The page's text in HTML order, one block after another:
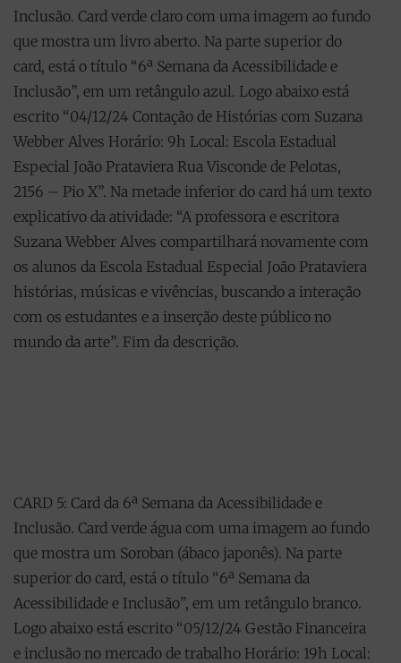
Inclusão. Card verde claro com uma imagem ao fundo
que mostra um livro aberto. Na parte superior do
card, está o título “6ª Semana da Acessibilidade e
Inclusão”, em um retângulo azul. Logo abaixo está
escrito “04/12/24 Contação de Histórias com Suzana
Webber Alves Horário: 9h Local: Escola Estadual
Especial João Prataviera Rua Visconde de Pelotas,
2156 – Pio X”. Na metade inferior do card há um texto
explicativo da atividade: “A professora e escritora
Suzana Webber Alves compartilhará novamente com
os alunos da Escola Estadual Especial João Prataviera
histórias, músicas e vivências, buscando a interação
com os estudantes e a inserção deste público no
mundo da arte”. Fim da descrição.
CARD 5: Card da 6ª Semana da Acessibilidade e
Inclusão. Card verde água com uma imagem ao fundo
que mostra um Soroban (ábaco japonês). Na parte
superior do card, está o título “6ª Semana da
Acessibilidade e Inclusão”, em um retângulo branco.
Logo abaixo está escrito “05/12/24 Gestão Financeira
e inclusão no mercado de trabalho Horário: 19h Local: